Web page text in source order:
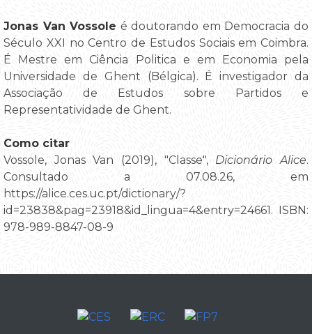
Jonas Van Vossole é doutorando em Democracia do
Século XXI no Centro de Estudos Sociais em Coimbra.
É Mestre em Ciência Politica e em Economia pela
Universidade de Ghent (Bélgica). É investigador da
Associação de Estudos sobre Partidos e
Representatividade de Ghent.
Como citar
Vossole, Jonas Van (2019), "Classe", Dicionário Alice.
Consultado a 07.08.26, em
https://alice.ces.uc.pt/dictionary/?
id=23838&pag=23918&id_lingua=4&entry=24661. ISBN:
978-989-8847-08-9